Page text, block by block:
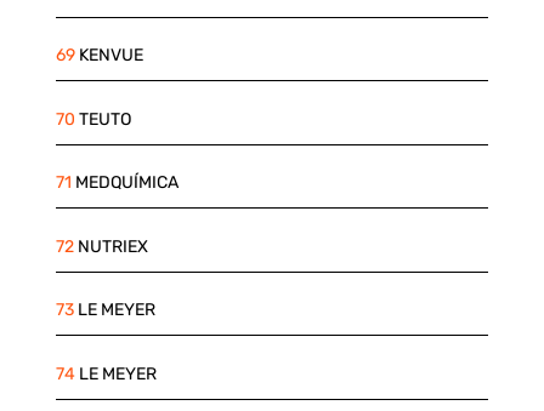
69KENVUE
70 TEUTO
71 MEDQUÍMICA
72NUTRIEX
73LE MEYER
74LE MEYER